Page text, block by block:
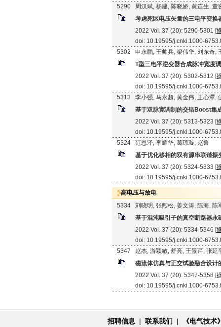
5290
周汉斌, 杨建, 陈晓娇, 黄连生, 董
考虑死区电压矢量的三电平变换
2022 Vol. 37 (20): 5290-5301 [
doi: 10.19595/j.cnki.1000-
5302
申永鹏, 王帅兵, 梁伟华, 刘东奇,
T型三电平逆变器合成脉冲宽度
2022 Vol. 37 (20): 5302-5312 [
doi: 10.19595/j.cnki.1000-
5313
李小强, 马永超, 黄金伟, 王心潭,
基于双脉宽调制的交错Boost集
2022 Vol. 37 (20): 5313-5323 [
doi: 10.19595/j.cnki.1000-
5324
范恩泽, 李耀华, 葛琼璇, 赵鲁
基于优化移相的双有源串联谐振
2022 Vol. 37 (20): 5324-5333 [
doi: 10.19595/j.cnki.1000-
高电压与放电
5334
刘晓明, 张煦松, 姜文涛, 陈海, 陈
基于混沌吸引子的真空断路器永
2022 Vol. 37 (20): 5334-5346 [
doi: 10.19595/j.cnki.1000-
5347
赵杰, 游颖敏, 舒亮, 王景芹, 张延
磁流体仿真与正交试验融合设计
2022 Vol. 37 (20): 5347-5358 [
doi: 10.19595/j.cnki.1000-
招聘信息 | 联系我们 | 《电气技